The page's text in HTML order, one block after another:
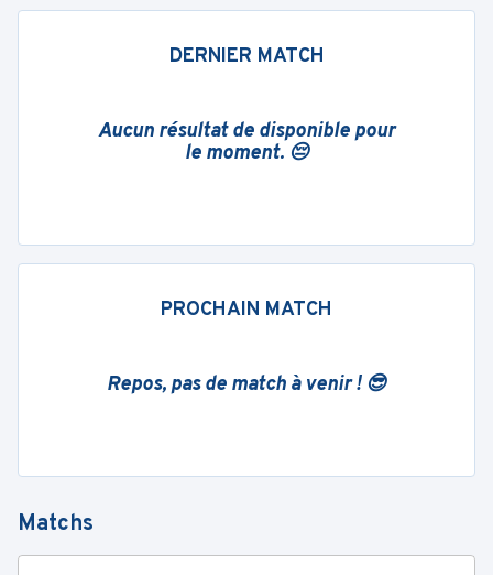
DERNIER MATCH
Aucun résultat de disponible pour
le moment. 😔
PROCHAIN MATCH
Repos, pas de match à venir ! 😎
Matchs